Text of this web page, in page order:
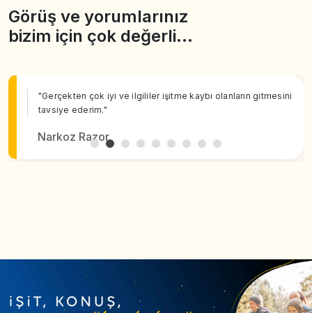
Görüş ve yorumlarınız
bizim için çok değerli…
"Gerçekten çok iyi ve ilgililer işitme kaybı olanların gitmesini
tavsiye ederim."
Narkoz Razor